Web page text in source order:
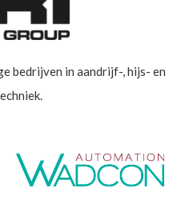
bedrijven in aandrijf-, hijs- en